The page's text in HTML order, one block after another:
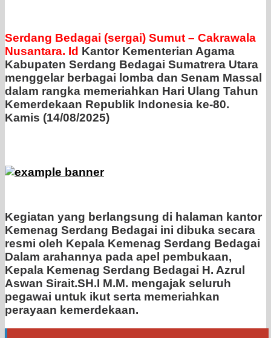
Serdang Bedagai (sergai) Sumut – Cakrawala
Nusantara. Id Kantor Kementerian Agama
Kabupaten Serdang Bedagai Sumatrera Utara
menggelar berbagai lomba dan Senam Massal
dalam rangka memeriahkan Hari Ulang Tahun
Kemerdekaan Republik Indonesia ke-80.
Kamis (14/08/2025)
Kegiatan yang berlangsung di halaman kantor
Kemenag Serdang Bedagai ini dibuka secara
resmi oleh Kepala Kemenag Serdang Bedagai
Dalam arahannya pada apel pembukaan,
Kepala Kemenag Serdang Bedagai H. Azrul
Aswan Sirait.SH.I M.M. mengajak seluruh
pegawai untuk ikut serta memeriahkan
perayaan kemerdekaan.